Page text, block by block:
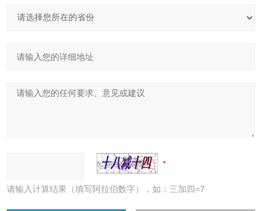
请输入计算结果（填写阿拉伯数字），如：三加四=7